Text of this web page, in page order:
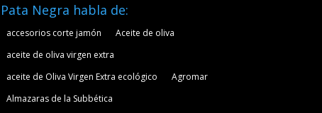
Pata Negra habla de:
accesorios corte jamón
Aceite de oliva
aceite de oliva virgen extra
aceite de Oliva Virgen Extra ecológico
Agromar
Almazaras de la Subbética